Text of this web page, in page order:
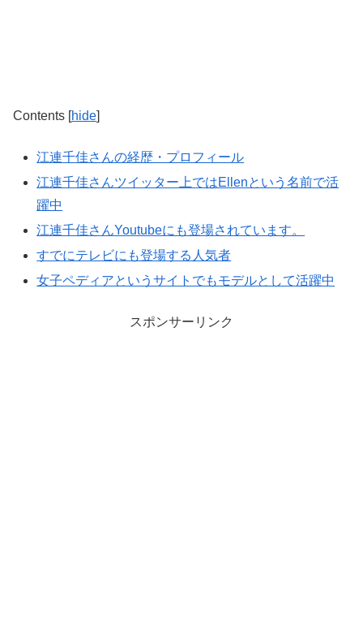
Contents [hide]
江連千佳さんの経歴・プロフィール
江連千佳さんツイッター上ではEllenという名前で活
躍中
江連千佳さんYoutubeにも登場されています。
すでにテレビにも登場する人気者
女子ペディアというサイトでもモデルとして活躍中
スポンサーリンク